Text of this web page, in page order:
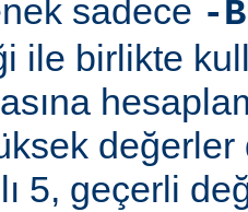
sadece -B
ile birlikte
5, geçerli